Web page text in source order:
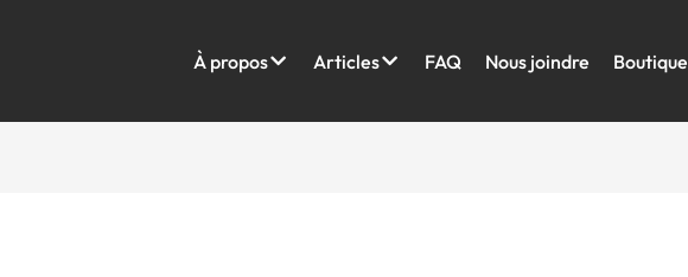
À propos Articles FAQ Nous joindre Boutique